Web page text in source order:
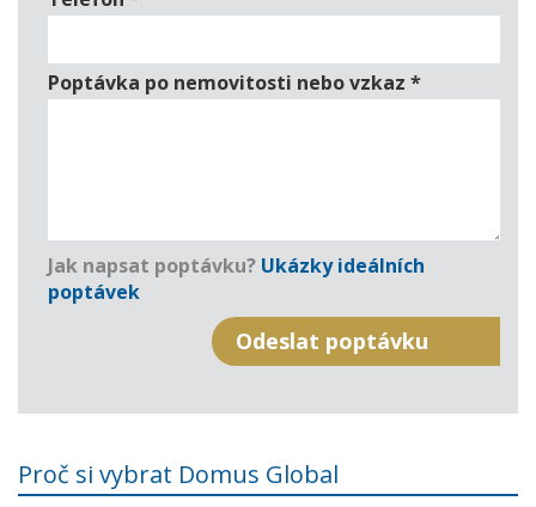
Poptávka po nemovitosti nebo vzkaz *
Jak napsat poptávku? Ukázky ideálních
poptávek
Proč si vybrat Domus Global